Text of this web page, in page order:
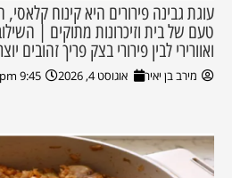
עוגת גבינה פירורים היא קינוח
טעם של בית וזיכרונות מתוקים |
ואוורירי לבין פירורי בצק פריך
מירב בן יאיר אוגוסט 4, 2026 9:45 pm